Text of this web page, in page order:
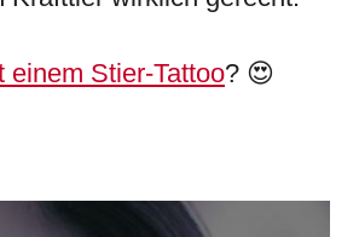
einem Stier-Tattoo? 😍